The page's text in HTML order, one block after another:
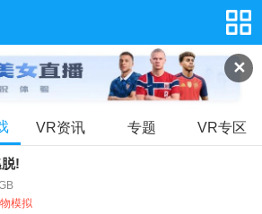
✕
VR资讯 专题 VR专区
!
模拟